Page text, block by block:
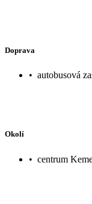
Doprava
• autobusová
Okolí
• centrum